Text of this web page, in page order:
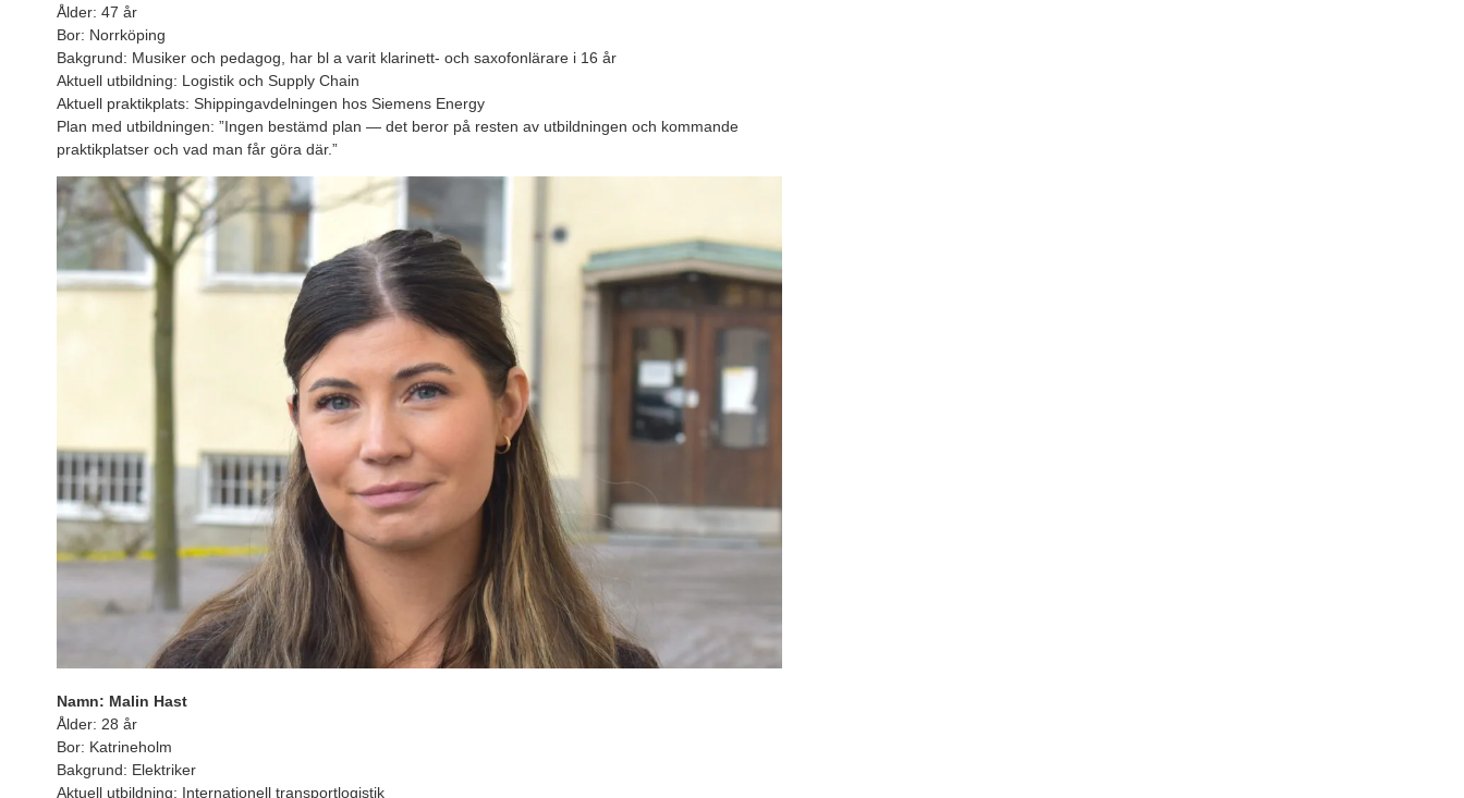
Ålder: 47 år
Bor: Norrköping
Bakgrund: Musiker och pedagog, har bl a varit klarinett- och saxofonlärare i 16 år
Aktuell utbildning: Logistik och Supply Chain
Aktuell praktikplats: Shippingavdelningen hos Siemens Energy
Plan med utbildningen: ”Ingen bestämd plan — det beror på resten av utbildningen och kommande
praktikplatser och vad man får göra där.”
Namn: Malin Hast
Ålder: 28 år
Bor: Katrineholm
Bakgrund: Elektriker
Aktuell utbildning: Internationell transportlogistik